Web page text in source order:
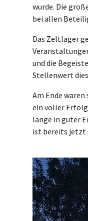
wurde. Die
bei allen
Das Zeltlager
und die
Stellenwert
Am Ende
ein voller
lange in guter
ist bereits jetzt